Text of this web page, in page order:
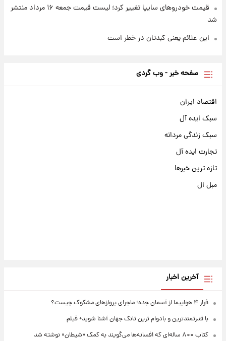
قیمت خودروهای سایپا تغییر کرد؛ لیست قیمت جمعه ۱۶ مرداد منتشر
شد
این علائم یعنی کبدتان در خطر است
صفحه خبر - وب گردی
اقتصاد ایران
سبک ایده آل
سبک زندگی مردانه
تجارت ایده آل
تازه ترین خبرها
مبل ال
آخرین اخبار
فرار ۴ هواپیما از آسمان جده؛ ماجرای پروازهای مشکوک چیست؟
با قدرتمندترین و بادوام ترین تانک جهان آشنا شوید+ فیلم
کتاب ۸۰۰ ساله‌ای که افسانه‌ها می‌گویند به کمک «شیطان» نوشته شد